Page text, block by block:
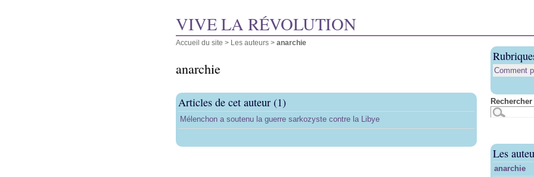
VIVE LA RÉVOLUTION
Accueil du site > Les auteurs > anarchie
anarchie
Articles de cet auteur (1)
Mélenchon a soutenu la guerre sarkozyste contre la Libye
Comment
Rechercher
Les
anarchie